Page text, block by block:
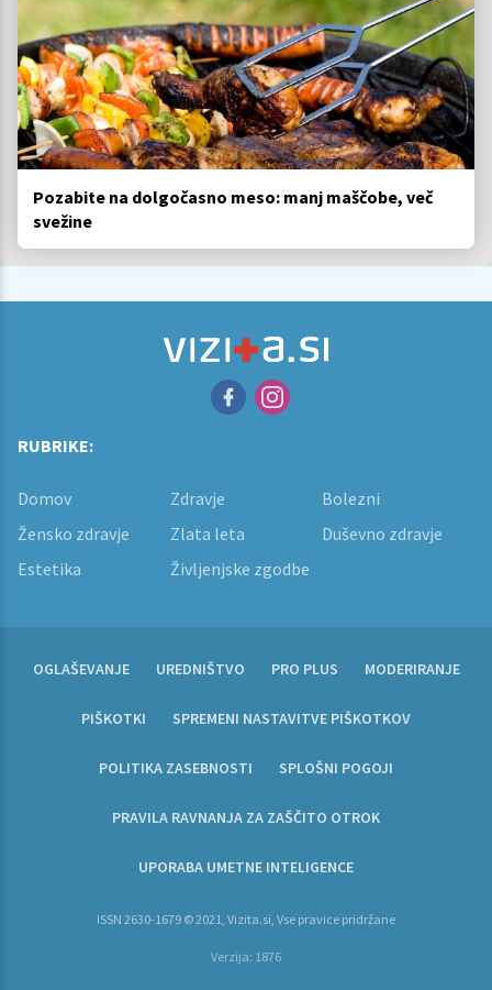
Pozabite na dolgočasno meso: manj maščobe, več
svežine
RUBRIKE:
Domov Zdravje
Bolezni
Žensko zdravje
Zlata leta
Duševno zdravje
Estetika
Življenjske zgodbe
OGLAŠEVANJE UREDNIŠTVO PRO PLUS MODERIRANJE
PIŠKOTKI SPREMENI NASTAVITVE PIŠKOTKOV
POLITIKA ZASEBNOSTI SPLOŠNI POGOJI
PRAVILA RAVNANJA ZA ZAŠČITO OTROK
UPORABA UMETNE INTELIGENCE
ISSN 2630-1679 © 2021, Vizita.si, Vse pravice pridržane
Verzija: 1876